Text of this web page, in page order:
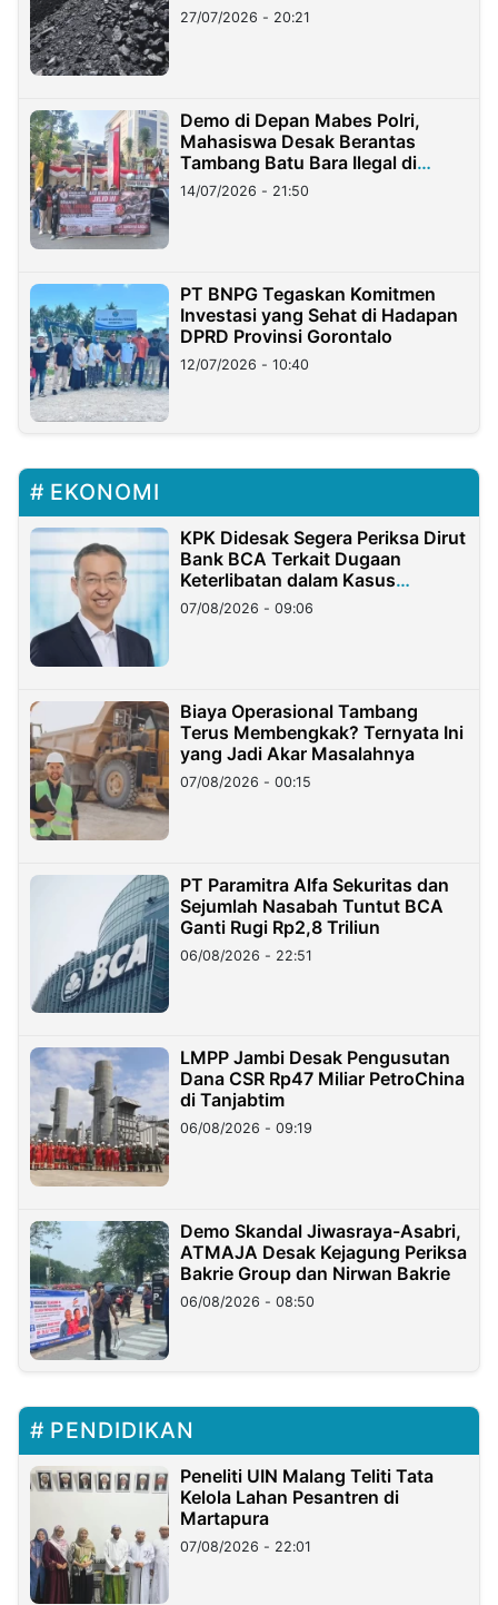
Stockpile
27/07/2026 - 20:21
Demo di Depan Mabes Polri,
Mahasiswa Desak Berantas
Tambang Batu Bara Ilegal di
Lampung
14/07/2026 - 21:50
PT BNPG Tegaskan Komitmen
Investasi yang Sehat di Hadapan
DPRD Provinsi Gorontalo
12/07/2026 - 10:40
EKONOMI
KPK Didesak Segera Periksa Dirut
Bank BCA Terkait Dugaan
Keterlibatan dalam Kasus
Hilangnya Dana Nasabah Rp2,58
Miliar
07/08/2026 - 09:06
Biaya Operasional Tambang
Terus Membengkak? Ternyata Ini
yang Jadi Akar Masalahnya
07/08/2026 - 00:15
PT Paramitra Alfa Sekuritas dan
Sejumlah Nasabah Tuntut BCA
Ganti Rugi Rp2,8 Triliun
06/08/2026 - 22:51
LMPP Jambi Desak Pengusutan
Dana CSR Rp47 Miliar PetroChina
di Tanjabtim
06/08/2026 - 09:19
Demo Skandal Jiwasraya-Asabri,
ATMAJA Desak Kejagung Periksa
Bakrie Group dan Nirwan Bakrie
06/08/2026 - 08:50
PENDIDIKAN
Peneliti UIN Malang Teliti Tata
Kelola Lahan Pesantren di
Martapura
07/08/2026 - 22:01